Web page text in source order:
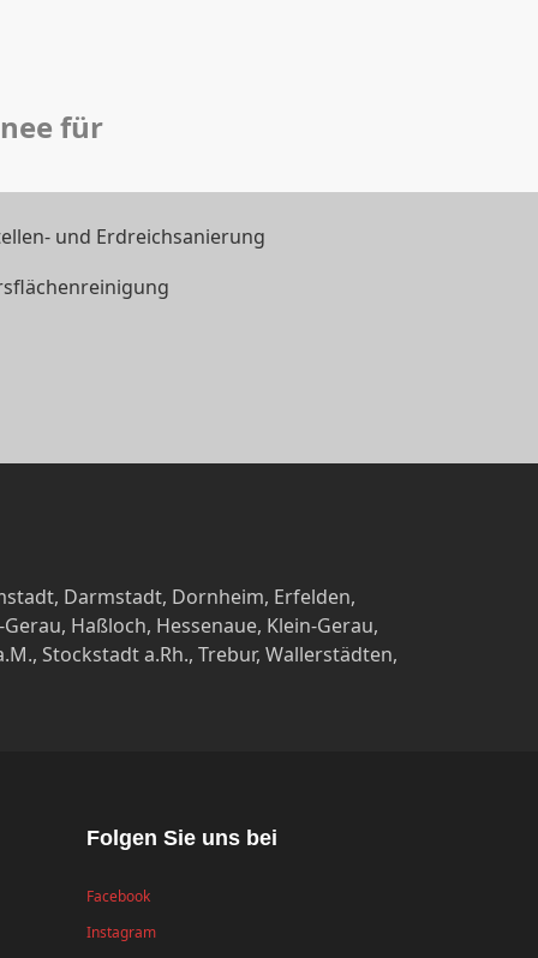
für
und Erdreichsanierung
Darmstadt, Dornheim, Erfelden,
Haßloch, Hessenaue, Klein-Gerau,
Stockstadt a.Rh., Trebur, Wallerstädten,
Folgen Sie uns bei
Facebook
Instagram